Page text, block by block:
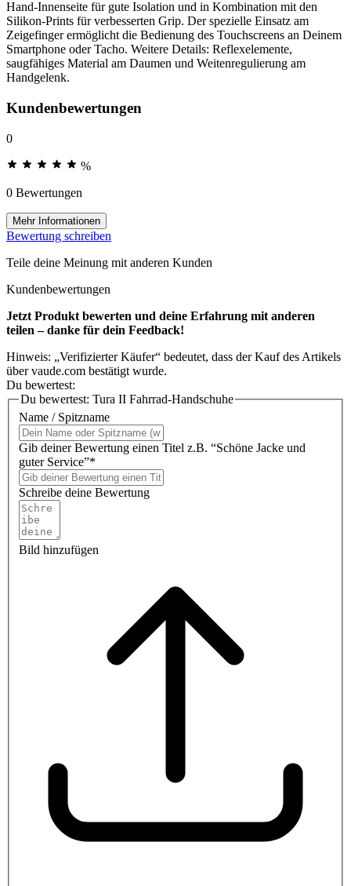
Hand-Innenseite für gute Isolation und in Kombination mit den
Silikon-Prints für verbesserten Grip. Der spezielle Einsatz am
Zeigefinger ermöglicht die Bedienung des Touchscreens an Deinem
Smartphone oder Tacho. Weitere Details: Reflexelemente,
saugfähiges Material am Daumen und Weitenregulierung am
Handgelenk.
Kundenbewertungen
0
%
0 Bewertungen
Mehr Informationen
Bewertung schreiben
Teile deine Meinung mit anderen Kunden
Kundenbewertungen
Jetzt Produkt bewerten und deine Erfahrung mit anderen
teilen – danke für dein Feedback!
Hinweis: „Verifizierter Käufer“ bedeutet, dass der Kauf des Artikels
über vaude.com bestätigt wurde.
Du bewertest:
Du bewertest: Tura II Fahrrad-Handschuhe
Name / Spitzname
Gib deiner Bewertung einen Titel z.B. “Schöne Jacke und
guter Service”*
Schreibe deine Bewertung
Bild hinzufügen